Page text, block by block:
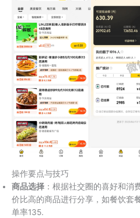
操作要点与技巧
商品选择 ：根据社交圈的喜好和消
价比高的商品进行分享，如餐饮套
单率135.